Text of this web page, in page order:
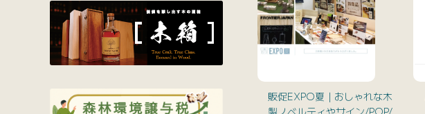
販促EXPO夏｜おしゃれな木
製ノベルティやサイン/POP/